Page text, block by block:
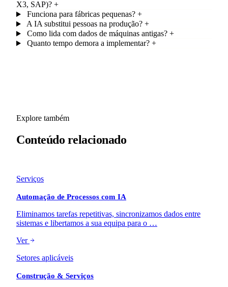
X3, SAP)? +
Funciona para fábricas pequenas? +
A IA substitui pessoas na produção? +
Como lida com dados de máquinas antigas? +
Quanto tempo demora a implementar? +
Explore também
Conteúdo relacionado
Serviços
Automação de Processos com IA
Eliminamos tarefas repetitivas, sincronizamos dados entre
sistemas e libertamos a sua equipa para o …
Ver
Setores aplicáveis
Construção & Serviços